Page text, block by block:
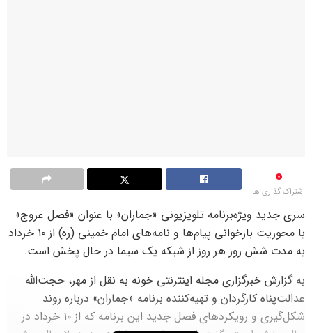
0
اشتراک گذاری ها
سری جدید ویژه‌برنامه تلویزیونی «جماران» با عنوان «فصل عروج»
با محوریت بازخوانی پیام‌ها و نامه‌های امام خمینی (ره) از ۱۰ خرداد
به مدت شش روز هر روز از شبکه یک سیما در حال پخش است.
به گزارش خبرگزاری مجله اینترنتی خونه به نقل از مهر، حجت‌الله
عدالت‌پناه کارگردان و تهیه‌کننده برنامه «جماران» درباره روند
شکل‌گیری و رویکردهای فصل جدید این برنامه که از ۱۰ خرداد در